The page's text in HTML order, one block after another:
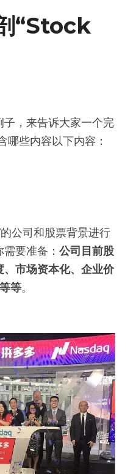
“Stock
，来告诉大家一个完
些内容以下内容：
公司和股票背景进行
要准备： 公司目前股
市场资本化、企业价
等。